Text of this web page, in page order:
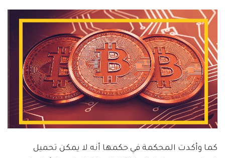
كما وأكدت المحكمة في حكمها أنه لا يمكن تحميل